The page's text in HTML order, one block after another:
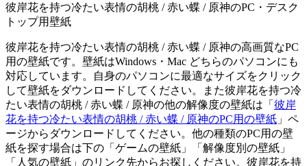
彼岸花を持つ冷たい表情の胡桃 / 赤い蝶 / 原神のPC・デスク
トップ用壁紙
彼岸花を持つ冷たい表情の胡桃 / 赤い蝶 / 原神の高画質なPC
用の壁紙です。壁紙はWindows・Mac どちらのパソコンにも
対応しています。自身のパソコンに最適なサイズをクリック
して壁紙をダウンロードしてください。また彼岸花を持つ冷
たい表情の胡桃 / 赤い蝶 / 原神の他の解像度の壁紙は「 彼岸
花を持つ冷たい表情の胡桃 / 赤い蝶 / 原神のPC用の壁紙 」ペ
ージからダウンロードしてください。他の種類のPC用の壁
紙を探す場合は下の「ゲームの壁紙」「解像度別の壁紙」
「人気の壁紙」のリンク先からお探しください。彼岸花を持